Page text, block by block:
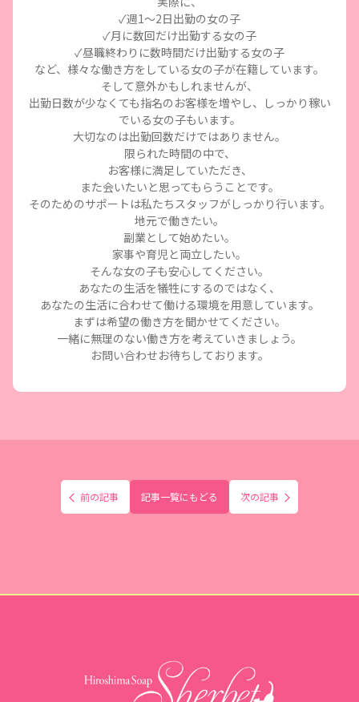
✓週1～2日出勤の女の子
✓月に数回だけ出勤する女の子
✓昼職終わりに数時間だけ出勤する女の子
など、様々な働き方をしている女の子が在籍しています。
そして意外かもしれませんが、
出勤日数が少なくても指名のお客様を増やし、しっかり稼い
でいる女の子もいます。
大切なのは出勤回数だけではありません。
限られた時間の中で、
お客様に満足していただき、
また会いたいと思ってもらうことです。
そのためのサポートは私たちスタッフがしっかり行います。
地元で働きたい。
副業として始めたい。
家事や育児と両立したい。
そんな女の子も安心してください。
あなたの生活を犠牲にするのではなく、
あなたの生活に合わせて働ける環境を用意しています。
まずは希望の働き方を聞かせてください。
一緒に無理のない働き方を考えていきましょう。
お問い合わせお待ちしております。
前の記事 記事一覧にもどる 次の記事